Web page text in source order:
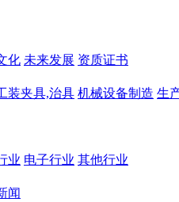
化 未来发展 资质证书
装夹具,治具 机械设备制造 生
业 电子行业 其他行业
闻